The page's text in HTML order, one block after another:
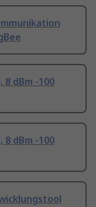
dBm -100
dBm -100